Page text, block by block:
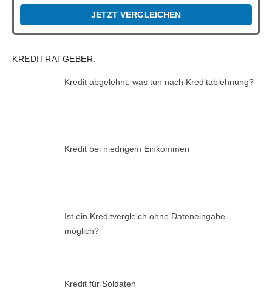
JETZT VERGLEICHEN
KREDITRATGEBER:
Kredit abgelehnt: was tun nach Kreditablehnung?
Kredit bei niedrigem Einkommen
Ist ein Kreditvergleich ohne Dateneingabe
möglich?
Kredit für Soldaten